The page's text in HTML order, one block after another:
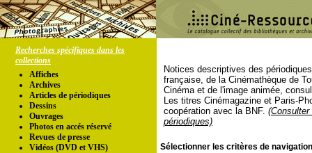
Recherches spécifiques dans les
collections
Affiches
Archives
Articles de périodiques
Dessins
Ouvrages
Photos en accés réservé
Revues de presse
Vidéos (DVD et VHS)
Notices descriptives des
française, de la Cinémathèque de
Cinéma et de l'image animée,
Les titres Cinémagazine et Paris-
coopération avec la BNF.
périodiques)
Sélectionner les critères de